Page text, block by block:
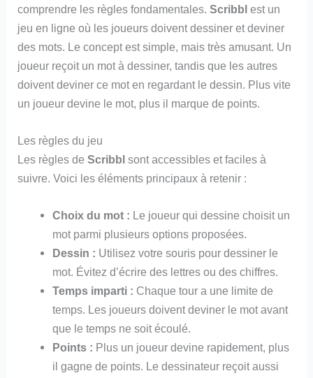
comprendre les règles fondamentales.Scribbl est un
jeu en ligne où les joueurs doivent dessiner et deviner
des mots. Le concept est simple, mais très amusant. Un
joueur reçoit un mot à dessiner, tandis que les autres
doivent deviner ce mot en regardant le dessin. Plus vite
un joueur devine le mot, plus il marque de points.
Les règles du jeu
Les règles deScribbl sont accessibles et faciles à
suivre. Voici les éléments principaux à retenir :
Choix du mot : Le joueur qui dessine choisit un
mot parmi plusieurs options proposées.
Dessin : Utilisez votre souris pour dessiner le
mot. Évitez d’écrire des lettres ou des chiffres.
Temps imparti : Chaque tour a une limite de
temps. Les joueurs doivent deviner le mot avant
que le temps ne soit écoulé.
Points : Plus un joueur devine rapidement, plus
il gagne de points. Le dessinateur reçoit aussi